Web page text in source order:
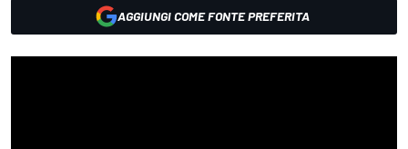
AGGIUNGI COME FONTE PREFERITA